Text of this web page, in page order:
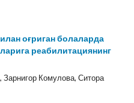
оғриган болаларда
реабилитациянинг
Комулова, Ситора